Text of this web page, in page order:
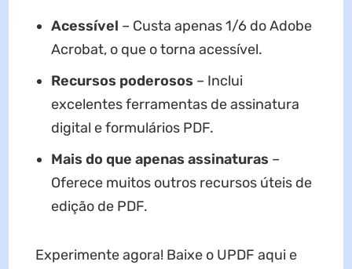
Acessível – Custa apenas 1/6 do Adobe
Acrobat, o que o torna acessível.
Recursos poderosos – Inclui
excelentes ferramentas de assinatura
digital e formulários PDF.
Mais do que apenas assinaturas –
Oferece muitos outros recursos úteis de
edição de PDF.
Experimente agora! Baixe o UPDF aqui e